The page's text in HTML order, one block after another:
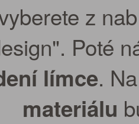
z
Poté
límce.
materiálu